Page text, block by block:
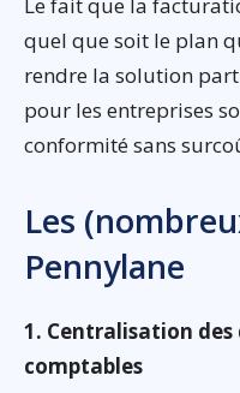
Le fait que la
quel que soit le plan
rendre la solution
pour les entreprises
conformité sans
Les
Pennylane
1. Centralisation
comptables